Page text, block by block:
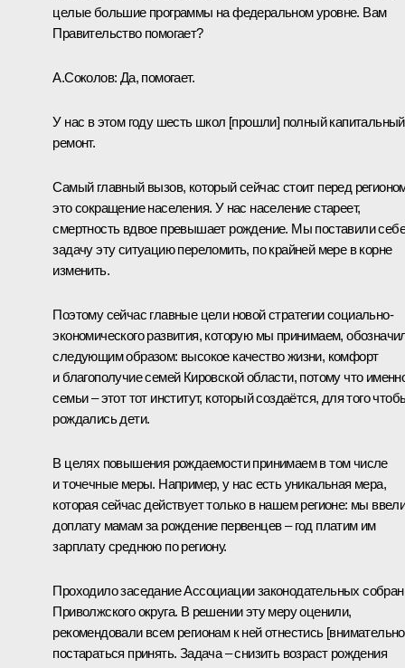
целые большие программы на федеральном уровне. Вам
Правительство помогает?
А.Соколов: Да, помогает.
У нас в этом году шесть школ [прошли] полный капитальный
ремонт.
Самый главный вызов, который сейчас стоит перед
это сокращение населения. У нас население стареет,
смертность вдвое превышает рождение. Мы поставили себе
задачу эту ситуацию переломить, по крайней мере в корне
изменить.
Поэтому сейчас главные цели новой стратегии социально-
экономического развития, которую мы принимаем,
следующим образом: высокое качество жизни, комфорт
и благополучие семей Кировской области, потому что
семьи – этот тот институт, который создаётся, для того
рождались дети.
В целях повышения рождаемости принимаем в том числе
и точечные меры. Например, у нас есть уникальная мера,
которая сейчас действует только в нашем регионе: мы
доплату мамам за рождение первенцев – год платим им
зарплату среднюю по региону.
Проходило заседание Ассоциации законодательных
Приволжского округа. В решении эту меру оценили,
рекомендовали всем регионам к ней отнестись
постараться принять. Задача – снизить возраст рождения